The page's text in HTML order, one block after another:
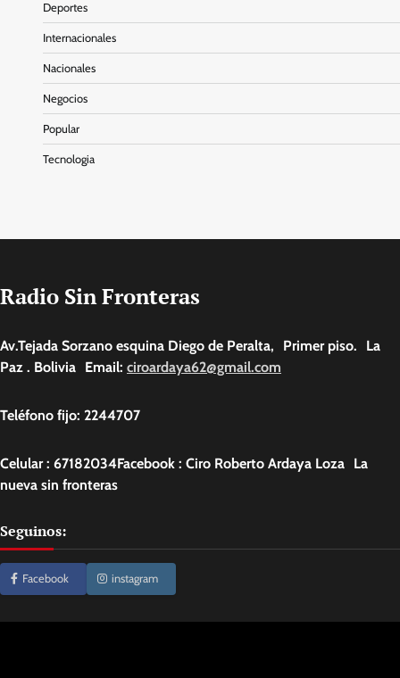
Deportes
Internacionales
Nacionales
Negocios
Popular
Tecnologia
Radio Sin Fronteras
Av.Tejada Sorzano esquina Diego de Peralta, Primer piso. La
Paz . Bolivia Email: ciroardaya62@gmail.com
Teléfono fijo: 2244707
Celular : 67182034Facebook : Ciro Roberto Ardaya Loza La
nueva sin fronteras
Seguinos:
Facebook instagram